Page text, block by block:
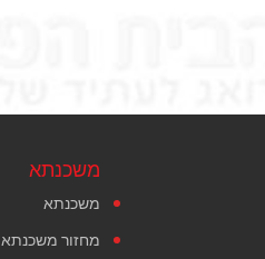
משכנתא
משכנתא
מחזור משכנתא